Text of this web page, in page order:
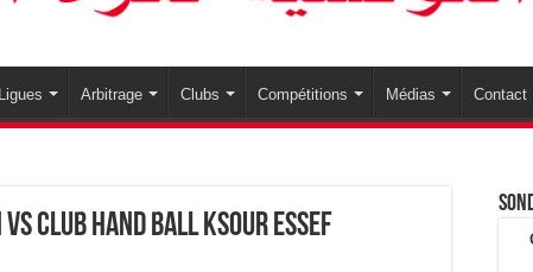
Ligues Arbitrage Clubs Compétitions Médias Contact
Club Hand Ball Ksour Essef